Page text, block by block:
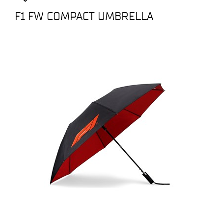
F1 FW COMPACT UMBRELLA